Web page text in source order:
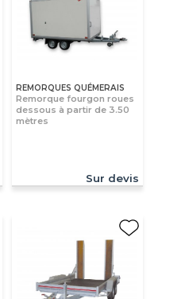
REMORQUES QUÉMERAIS
Remorque fourgon roues
dessous à partir de 3.50
mètres
Sur devis